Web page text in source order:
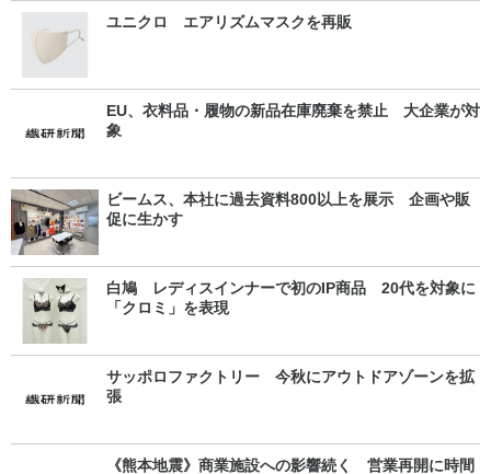
ユニクロ エアリズムマスクを再販
EU、衣料品・履物の新品在庫廃棄を禁止 大企業が対
象
ビームス、本社に過去資料800以上を展示 企画や販
促に生かす
白鳩 レディスインナーで初のIP商品 20代を対象に
「クロミ」を表現
サッポロファクトリー 今秋にアウトドアゾーンを拡
張
《熊本地震》商業施設への影響続く 営業再開に時間